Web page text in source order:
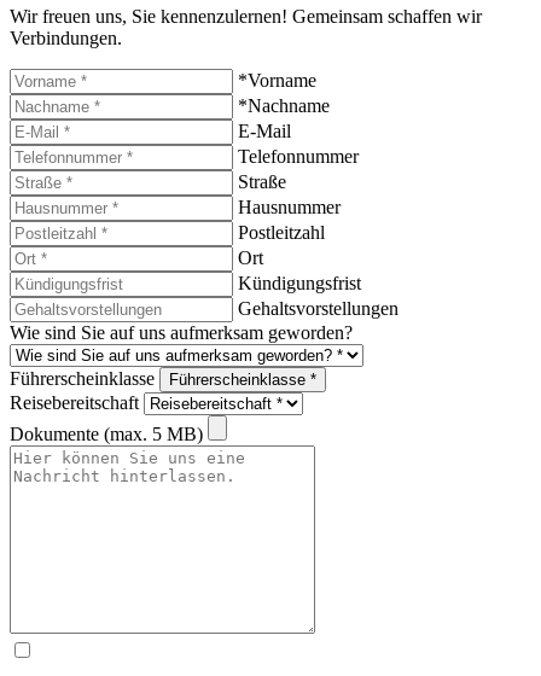
Wir freuen uns, Sie kennenzulernen! Gemeinsam schaffen wir
Verbindungen.
*Vorname
*Nachname
E-Mail
Telefonnummer
Straße
Hausnummer
Postleitzahl
Ort
Kündigungsfrist
Gehaltsvorstellungen
Wie sind Sie auf uns aufmerksam geworden?
Führerscheinklasse Führerscheinklasse *
Reisebereitschaft
Dokumente (max. 5 MB)